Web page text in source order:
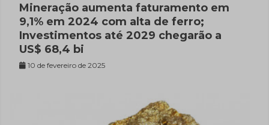
Mineração aumenta faturamento em
9,1% em 2024 com alta de ferro;
Investimentos até 2029 chegarão a
US$ 68,4 bi
10 de fevereiro de 2025